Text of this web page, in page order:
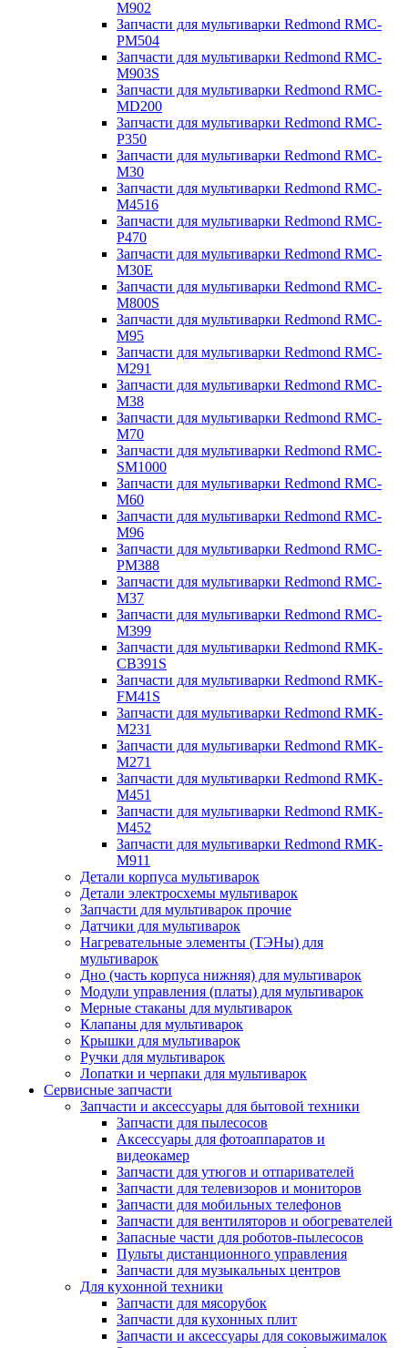
M902
Запчасти для мультиварки Redmond RMC-
PM504
Запчасти для мультиварки Redmond RMC-
M903S
Запчасти для мультиварки Redmond RMC-
MD200
Запчасти для мультиварки Redmond RMC-
P350
Запчасти для мультиварки Redmond RMC-
M30
Запчасти для мультиварки Redmond RMC-
M4516
Запчасти для мультиварки Redmond RMC-
P470
Запчасти для мультиварки Redmond RMC-
M30E
Запчасти для мультиварки Redmond RMC-
M800S
Запчасти для мультиварки Redmond RMC-
M95
Запчасти для мультиварки Redmond RMC-
M291
Запчасти для мультиварки Redmond RMC-
M38
Запчасти для мультиварки Redmond RMC-
M70
Запчасти для мультиварки Redmond RMC-
SM1000
Запчасти для мультиварки Redmond RMC-
M60
Запчасти для мультиварки Redmond RMC-
M96
Запчасти для мультиварки Redmond RMC-
PM388
Запчасти для мультиварки Redmond RMC-
M37
Запчасти для мультиварки Redmond RMC-
M399
Запчасти для мультиварки Redmond RMK-
CB391S
Запчасти для мультиварки Redmond RMK-
FM41S
Запчасти для мультиварки Redmond RMK-
M231
Запчасти для мультиварки Redmond RMK-
M271
Запчасти для мультиварки Redmond RMK-
M451
Запчасти для мультиварки Redmond RMK-
M452
Запчасти для мультиварки Redmond RMK-
M911
Детали корпуса мультиварок
Детали электросхемы мультиварок
Запчасти для мультиварок прочие
Датчики для мультиварок
Нагревательные элементы (ТЭНы) для
мультиварок
Дно (часть корпуса нижняя) для мультиварок
Модули управления (платы) для мультиварок
Мерные стаканы для мультиварок
Клапаны для мультиварок
Крышки для мультиварок
Ручки для мультиварок
Лопатки и черпаки для мультиварок
Сервисные запчасти
Запчасти и аксессуары для бытовой техники
Запчасти для пылесосов
Аксессуары для фотоаппаратов и
видеокамер
Запчасти для утюгов и отпаривателей
Запчасти для телевизоров и мониторов
Запчасти для мобильных телефонов
Запчасти для вентиляторов и обогревателей
Запасные части для роботов-пылесосов
Пульты дистанционного управления
Запчасти для музыкальных центров
Для кухонной техники
Запчасти для мясорубок
Запчасти для кухонных плит
Запчасти и аксессуары для соковыжималок